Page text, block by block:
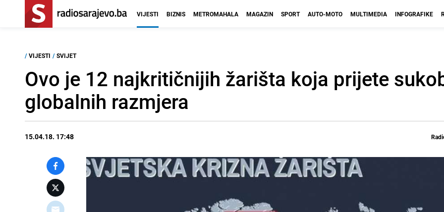
VIJESTI BIZNIS METROMAHALA MAGAZIN SPORT AUTO-MOTO MULTIMEDIA INFOGRAFIKE
/ VIJESTI / SVIJET
Ovo je 12 najkritičnijih žarišta koja prijete
globalnih razmjera
15.04.18. 17:48